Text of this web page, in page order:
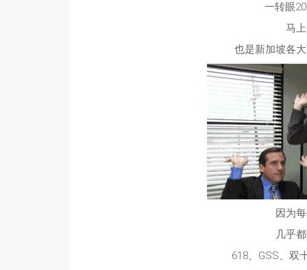
一转眼
马
也是新加坡各
因为
几乎
618、GSS、双